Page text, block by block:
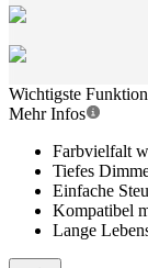
Wichtigste
Mehr Infos
Farbvielfalt
Tiefes
Einfache
Kompatibel
Lange